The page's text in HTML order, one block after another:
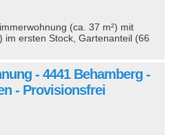
(ca. 37 m²) mit
im ersten Stock, Gartenanteil (66
- 4441 Behamberg -
- Provisionsfrei